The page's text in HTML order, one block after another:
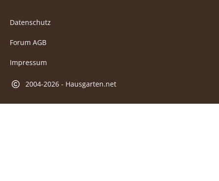
Datenschutz
Forum AGB
Impressum
2004-2026 - Hausgarten.net